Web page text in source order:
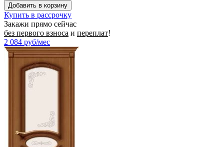
Купить в рассрочку
Закажи прямо сейчас
без первого взноса и переплат!
2 084 руб/мес